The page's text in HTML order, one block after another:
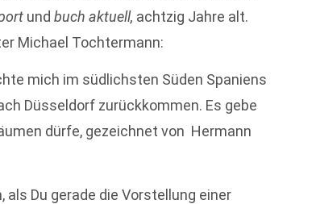
undbuch aktuell, achtzig Jahre alt.
Michael Tochtermann:
mich im südlichsten Süden Spaniens
Düsseldorf zurückkommen. Es gebe
dürfe, gezeichnet von Hermann
Du gerade die Vorstellung einer